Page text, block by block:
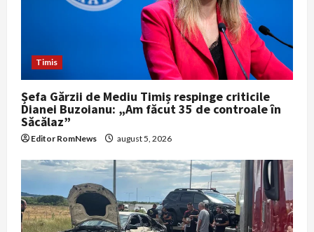
Timis
Șefa Gărzii de Mediu Timiș respinge criticile
Dianei Buzoianu: „Am făcut 35 de controale în
Săcălaz”
Editor RomNews august 5, 2026